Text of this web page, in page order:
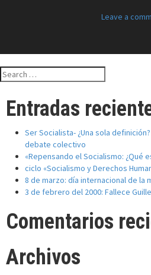
Leave a
Search
for:
Entradas
Ser Socialista- ¿Una sola
debate colectivo
«Repensando el Socialismo: ¿Qué
ciclo «Socialismo y Derechos
8 de marzo: día internacional de la
3 de febrero del 2000: Fallece
Comentarios
Archivos